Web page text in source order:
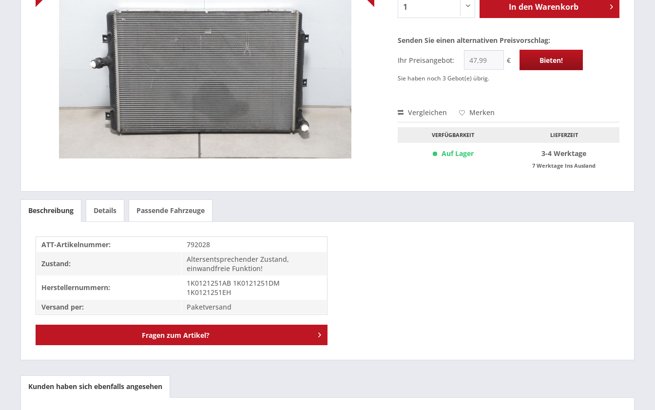
In den Warenkorb
Senden Sie einen alternativen Preisvorschlag:
Ihr Preisangebot: € Bieten!
Sie haben noch 3Gebot(e) übrig.
Vergleichen Merken
VERFÜGBARKEIT
Auf Lager
LIEFERZEIT
3-4 Werktage
7 Werktage Ins Ausland
Beschreibung Details Passende Fahrzeuge
ATT-Artikelnummer: 792028
Zustand:
Altersentsprechender Zustand,
einwandfreie Funktion!
Herstellernummern:
1K0121251AB 1K0121251DM
1K0121251EH
Versand per:
Paketversand
Fragen zum Artikel?
Kunden haben sich ebenfalls angesehen